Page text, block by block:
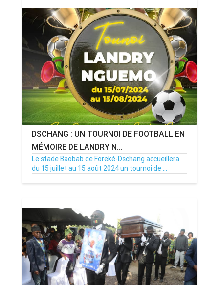
DSCHANG : UN TOURNOI DE FOOTBALL EN
MÉMOIRE DE LANDRY N...
Le stade Baobab de Foreké-Dschang accueillera
du 15 juillet au 15 août 2024 un tournoi de ...
10/07/24 Par MenouActu 0